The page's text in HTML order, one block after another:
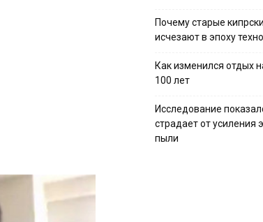
Почему старые
исчезают в эпоху
Как изменился отдых
100 лет
Исследование
страдает от усиления
пыли